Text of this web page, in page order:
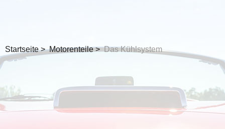
Startseite > Motorenteile > Das Kühlsystem